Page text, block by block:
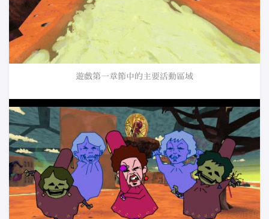
遊戲第一章節中的主要活動區域